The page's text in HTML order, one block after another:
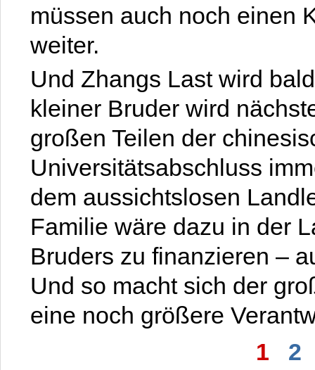
müssen auch noch einen
weiter.
Und Zhangs Last wird
kleiner Bruder wird
großen Teilen der
Universitätsabschluss
dem aussichtslosen
Familie wäre dazu in der
Bruders zu finanzieren –
Und so macht sich der
eine noch größere
1
2